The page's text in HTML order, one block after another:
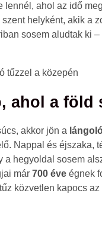
lennél, ahol az idő
helyként, akik a
sosem aludtak ki
ahol a föld
akkor jön a
Nappal és éjszaka,
a hegyoldal sosem
már 700 éve égnek
közvetlen kapocs